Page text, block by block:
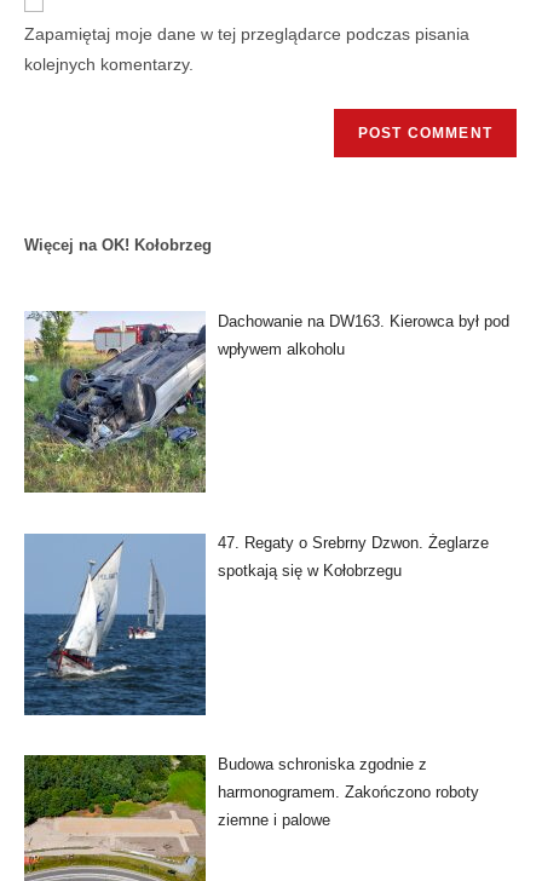
Zapamiętaj moje dane w tej przeglądarce podczas pisania
kolejnych komentarzy.
Więcej na OK! Kołobrzeg
Dachowanie na DW163. Kierowca był pod
wpływem alkoholu
47. Regaty o Srebrny Dzwon. Żeglarze
spotkają się w Kołobrzegu
Budowa schroniska zgodnie z
harmonogramem. Zakończono roboty
ziemne i palowe